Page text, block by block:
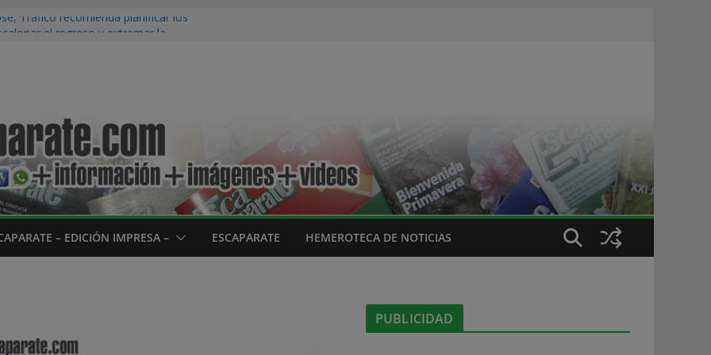
Tráfico recomienda planificar los
directamente al eclipse solar sin
puede provocar lesiones irreversibles
las terceras Fiestas de la Juventud
– EDICIÓN IMPRESA – ESCAPARATE HEMEROTECA DE NOTICIAS
PUBLICIDAD